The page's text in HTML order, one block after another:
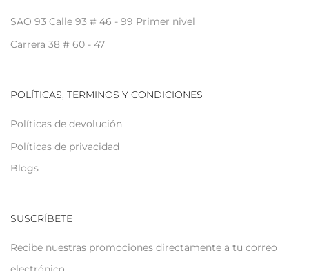
SAO 93 Calle 93 # 46 - 99 Primer nivel
Carrera 38 # 60 - 47
POLÍTICAS, TERMINOS Y CONDICIONES
Políticas de devolución
Políticas de privacidad
Blogs
SUSCRÍBETE
Recibe nuestras promociones directamente a tu correo